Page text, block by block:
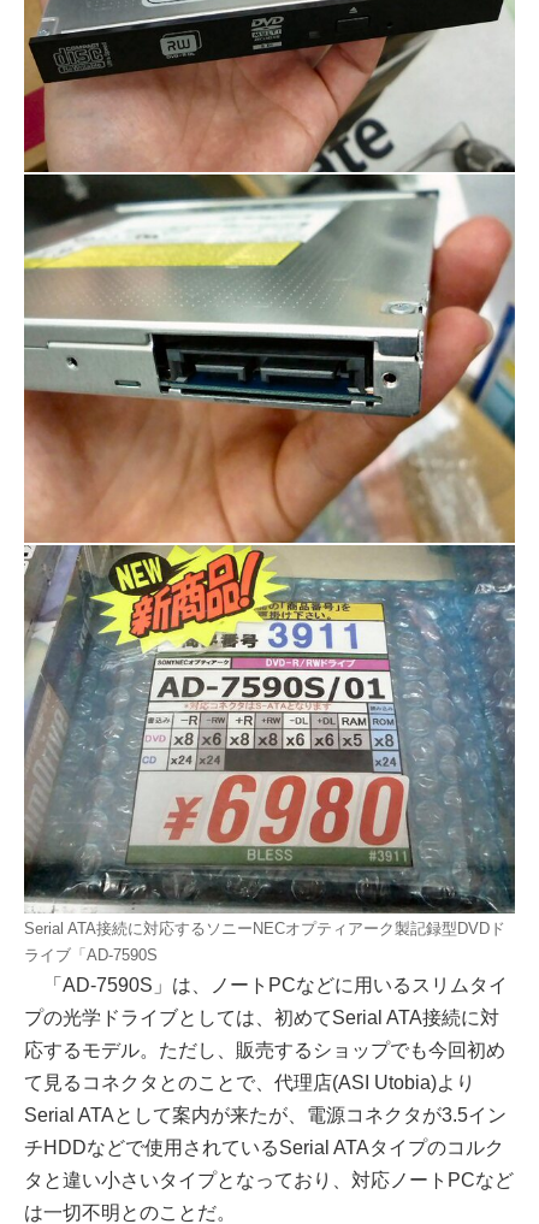
Serial ATA接続に対応するソニーNECオプティアーク製記録型DVDド
ライブ「AD-7590S
「AD-7590S」は、ノートPCなどに用いるスリムタイ
プの光学ドライブとしては、初めてSerial ATA接続に対
応するモデル。ただし、販売するショップでも今回初め
て見るコネクタとのことで、代理店(ASI Utobia)より
Serial ATAとして案内が来たが、電源コネクタが3.5イン
チHDDなどで使用されているSerial ATAタイプのコルク
タと違い小さいタイプとなっており、対応ノートPCなど
は一切不明とのことだ。